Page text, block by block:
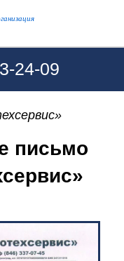
24-09
письмо